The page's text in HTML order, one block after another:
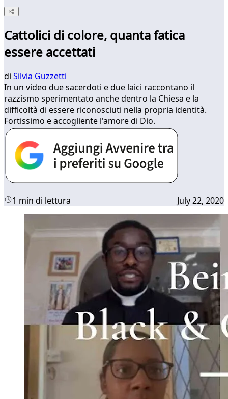
Cattolici di colore, quanta fatica
essere accettati
di Silvia Guzzetti
In un video due sacerdoti e due laici raccontano il
razzismo sperimentato anche dentro la Chiesa e la
difficoltà di essere riconosciuti nella propria identità.
Fortissimo e accogliente l'amore di Dio.
1 min di lettura July 22, 2020